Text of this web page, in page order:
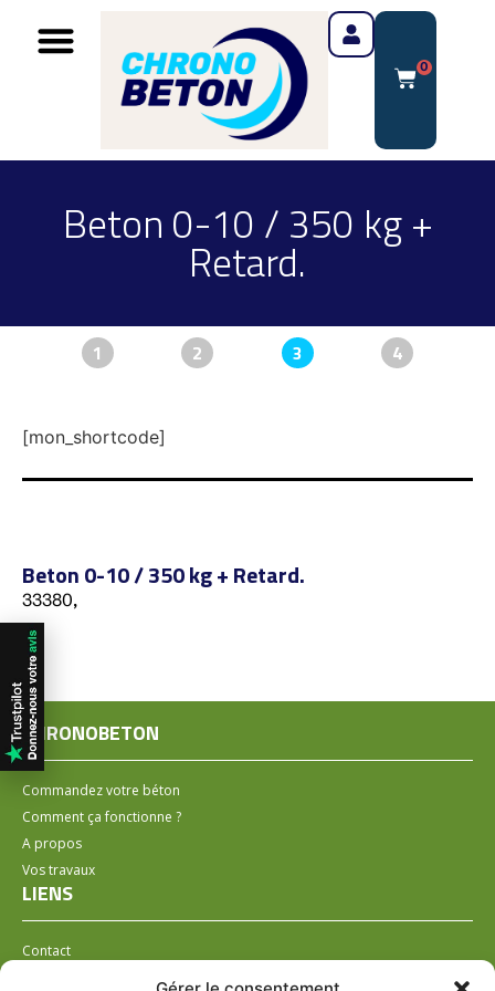
0
Beton 0-10 / 350 kg +
Retard.
1 2 3 4
[mon_shortcode]
Beton 0-10 / 350 kg + Retard.
33380,
CHRONOBETON
Commandez votre béton
Comment ça fonctionne ?
A propos
Vos travaux
LIENS
Contact